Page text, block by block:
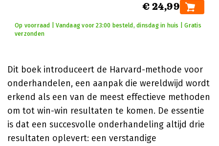
€ 24,99
Op voorraad | Vandaag voor 23:00 besteld, dinsdag in huis | Gratis
verzonden
Dit boek introduceert de Harvard-methode voor
onderhandelen, een aanpak die wereldwijd wordt
erkend als een van de meest effectieve methoden
om tot win-win resultaten te komen. De essentie
is dat een succesvolle onderhandeling altijd drie
resultaten oplevert: een verstandige